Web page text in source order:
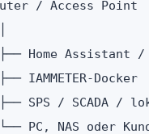
/ Access Point
Home Assistant /
IAMMETER-Docker
SPS / SCADA /